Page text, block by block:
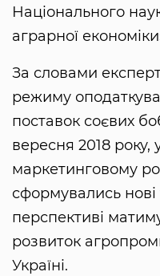
Національного
аграрної
За словами
режиму
поставок соєвих
вересня 2018 року,
маркетинговому
сформувались нові
перспективі
розвиток
Україні.